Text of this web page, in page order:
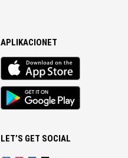
APLIKACIONET
iOS
app
Android
App
LET’S GET SOCIAL